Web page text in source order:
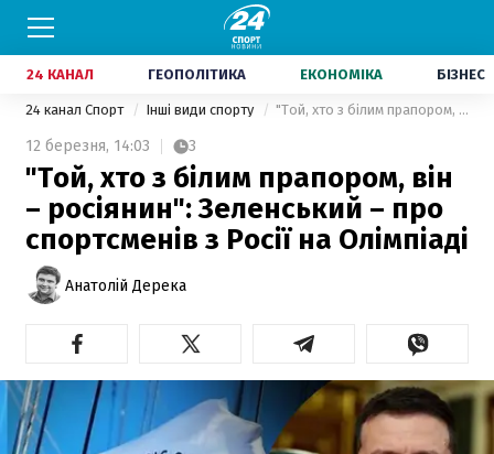
24 КАНАЛ ГЕОПОЛІТИКА ЕКОНОМІКА БІЗНЕС
24 канал Спорт Інші види спорту "Той, хто з білим прапором, він – росіянин": Зеленський – про спортсменів з Росії на Олімпіаді
12 березня, 14:03 3
"Той, хто з білим прапором, він
– росіянин": Зеленський – про
спортсменів з Росії на Олімпіаді
Анатолій Дерека